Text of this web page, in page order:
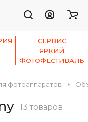
СЕРВИС
ЯРКИЙ
ФОТОФЕСТИВАЛЬ
фотоаппаратов
13 товаров